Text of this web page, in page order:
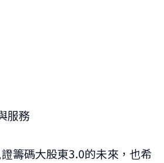
服務
籌碼大股東3.0的未來，也希